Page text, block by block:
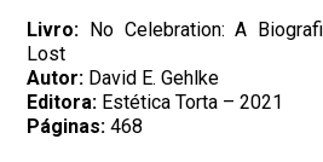
Livro: No Celebration: A
Lost
Autor: David E. Gehlke
Editora: Estética Torta – 2021
Páginas: 468